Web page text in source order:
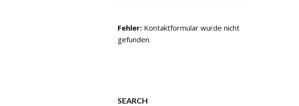
Fehler: Kontaktformular wurde nicht
gefunden.
SEARCH